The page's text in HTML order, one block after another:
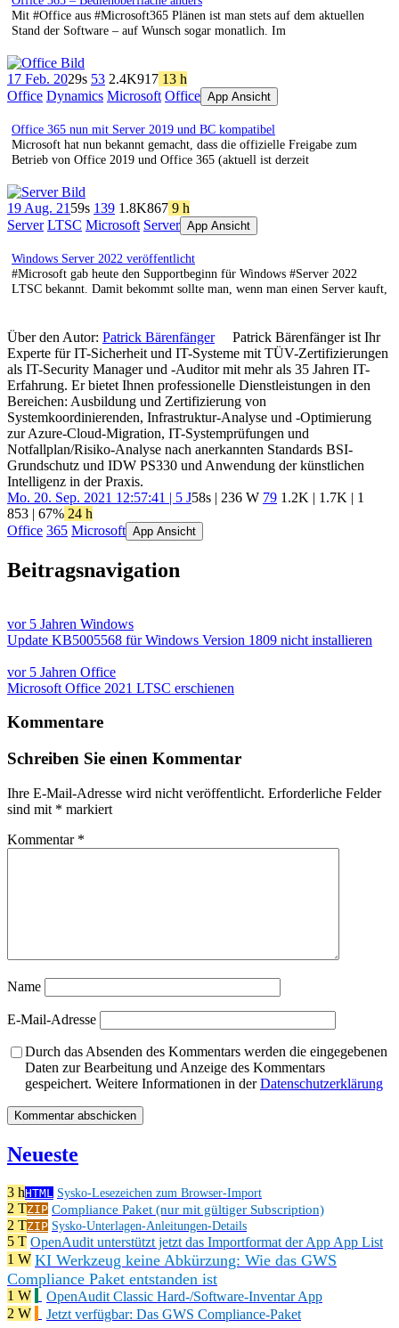
Mit #Office aus #Microsoft365 Plänen ist man stets auf dem aktuellen
Stand der Software – auf Wunsch sogar monatlich. Im
17 Feb. 2029s 53 2.4K917 13 h
Office Dynamics Microsoft Office App Ansicht
Office 365 nun mit Server 2019 und BC kompatibel
Microsoft hat nun bekannt gemacht, dass die offizielle Freigabe zum
Betrieb von Office 2019 und Office 365 (aktuell ist derzeit
19 Aug. 21 59s 139 1.8K867 9 h
Server LTSC Microsoft Server App Ansicht
Windows Server 2022 veröffentlicht
#Microsoft gab heute den Supportbeginn für Windows #Server 2022
LTSC bekannt. Damit bekommt sollte man, wenn man einen Server kauft,
Über den Autor: Patrick Bärenfänger
Patrick Bärenfänger ist Ihr
Experte für IT-Sicherheit und IT-Systeme mit TÜV-Zertifizierungen
als IT-Security Manager und -Auditor mit mehr als 35 Jahren IT-
Erfahrung. Er bietet Ihnen professionelle Dienstleistungen in den
Bereichen: Ausbildung und Zertifizierung von
Systemkoordinierenden, Infrastruktur-Analyse und -Optimierung
zur Azure-Cloud-Migration, IT-Systemprüfungen und
Notfallplan/Risiko-Analyse nach anerkannten Standards BSI-
Grundschutz und IDW PS330 und Anwendung der künstlichen
Intelligenz in der Praxis.
Mo. 20. Sep. 2021 12:57:41 | 5 J58s | 236 W 79 1.2K | 1.7K | 1
853 | 67% 24 h
Office 365 Microsoft App Ansicht
Beitragsnavigation
vor 5 Jahren Windows
Update KB5005568 für Windows Version 1809 nicht installieren
vor 5 Jahren Office
Microsoft Office 2021 LTSC erschienen
Kommentare
Schreiben Sie einen Kommentar
Ihre E-Mail-Adresse wird nicht veröffentlicht. Erforderliche Felder
sind mit * markiert
Kommentar *
Name
E-Mail-Adresse
Durch das Absenden des Kommentars werden die eingegebenen
Daten zur Bearbeitung und Anzeige des Kommentars
gespeichert. Weitere Informationen in derDatenschutzerklärung
Neueste
3 hHTML Sysko-Lesezeichen zum Browser-Import
2 TZIP Compliance Paket (nur mit gültiger Subscription)
2 TZIP Sysko-Unterlagen-Anleitungen-Details
5 T OpenAudit unterstützt jetzt das Importformat der App App List
1 W KI Werkzeug keine Abkürzung: Wie das GWS
Compliance Paket entstanden ist
1 W
OpenAudit Classic Hard-/Software-Inventar App
2 W
Jetzt verfügbar: Das GWS Compliance-Paket